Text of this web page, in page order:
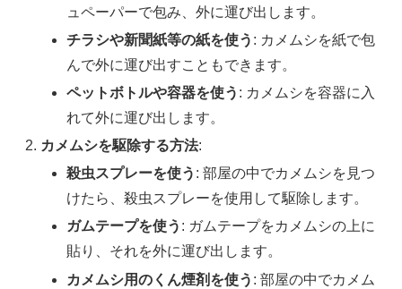
ュペーパーで包み、外に運び出します。
チラシや新聞紙等の紙を使う : カメムシを紙で包
んで外に運び出すこともできます。
ペットボトルや容器を使う : カメムシを容器に入
れて外に運び出します。
カメムシを駆除する方法:
殺虫スプレーを使う : 部屋の中でカメムシを見つ
けたら、殺虫スプレーを使用して駆除します。
ガムテープを使う : ガムテープをカメムシの上に
貼り、それを外に運び出します。
カメムシ用のくん煙剤を使う : 部屋の中でカメム